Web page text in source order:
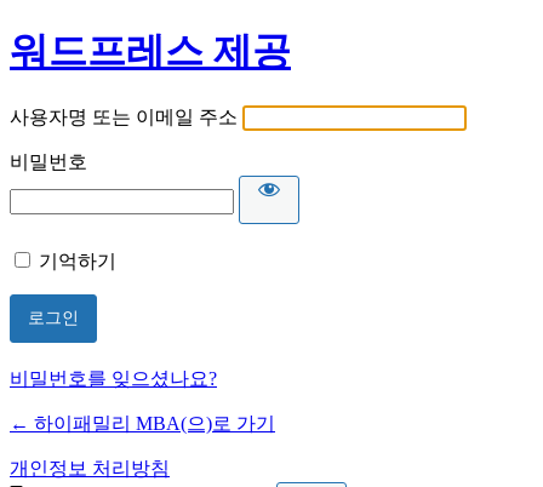
워드프레스 제공
사용자명 또는 이메일 주소
비밀번호
기억하기
비밀번호를 잊으셨나요?
← 하이패밀리 MBA(으)로 가기
개인정보 처리방침